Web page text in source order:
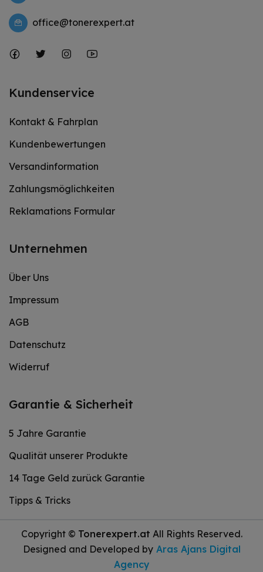
office@tonerexpert.at
Kundenservice
Kontakt & Fahrplan
Kundenbewertungen
Versandinformation
Zahlungsmöglichkeiten
Reklamations Formular
Unternehmen
Über Uns
Impressum
AGB
Datenschutz
Widerruf
Garantie & Sicherheit
5 Jahre Garantie
Qualität unserer Produkte
14 Tage Geld zurück Garantie
Tipps & Tricks
Copyright © Tonerexpert.at All Rights Reserved.
Designed and Developed byAras Ajans Digital
Agency